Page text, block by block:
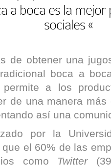
a boca es la
sociales «
de obtener una
boca a
permite a los
de una manera
así una
por la
el 60% de las
como Twitter